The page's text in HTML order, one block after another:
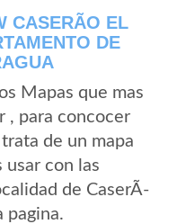
CASERÃ­O EL
DE
Mapas que mas
, para concocer
de un mapa
con las
de CaserÃ­
pagina.